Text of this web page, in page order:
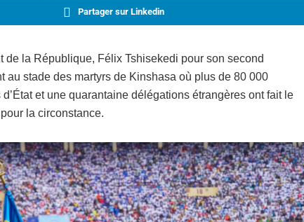
Partager sur Linkedin
de la République, Félix Tshisekedi pour son second
au stade des martyrs de Kinshasa où plus de 80 000
et une quarantaine délégations étrangères ont fait le
la circonstance.